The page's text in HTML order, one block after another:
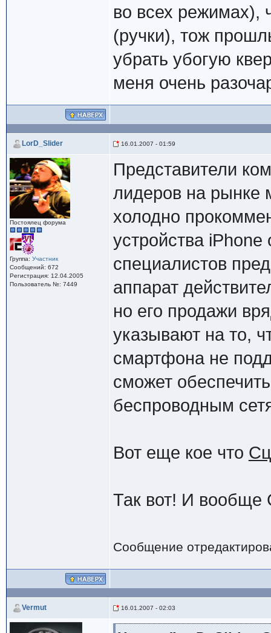
во всех режимах),
(ручки), тож
убрать убогую
меня очень
LorD_Slider 16.01.2007 - 01:59
Постоялец форума
Группа: Участник
Сообщений: 672
Регистрация: 12.04.2005
Пользователь №: 7449
Представители
лидеров на рынке
холодно
устройства
специалистов
аппарат
но его продажи
указывают на то,
смартфона не
сможет
беспроводным
Вот еще кое что
Так вот! И вообще
Сообщение
Vermut 16.01.2007 - 02:03